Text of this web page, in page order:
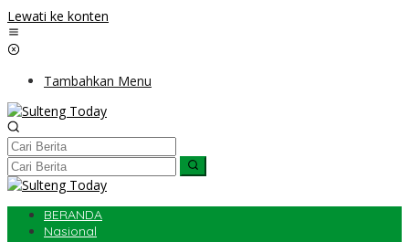
Lewati ke konten
Tambahkan Menu
BERANDA
Nasional